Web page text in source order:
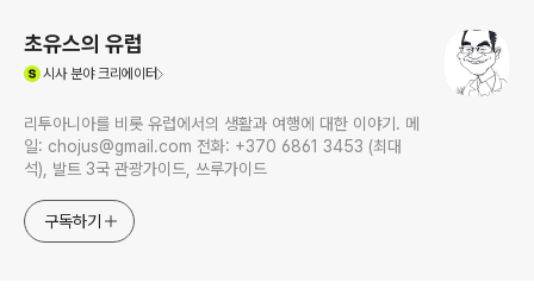
초유스의 유럽
시사분야 크리에이터
리투아니아를 비롯 유럽에서의 생활과 여행에 대한 이야기. 메
일: chojus@gmail.com 전화: +370 6861 3453 (최대
석), 발트 3국 관광가이드, 쓰루가이드
구독하기